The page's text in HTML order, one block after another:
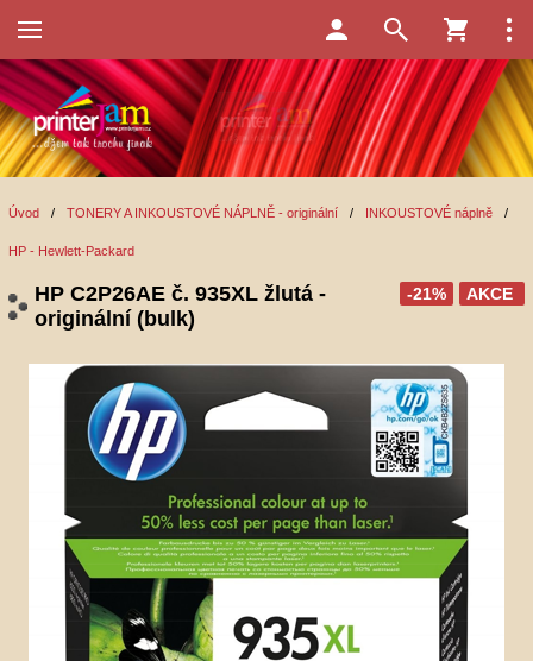
Úvod / TONERY A INKOUSTOVÉ NÁPLNĚ - originální / INKOUSTOVÉ náplně /
HP - Hewlett-Packard
AKCE
-21%
HP C2P26AE č. 935XL žlutá -
originální (bulk)